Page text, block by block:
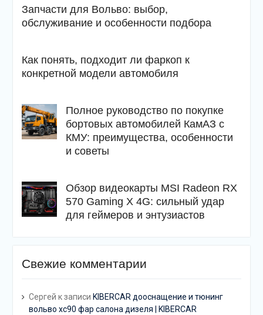
Запчасти для Вольво: выбор,
обслуживание и особенности подбора
Как понять, подходит ли фаркоп к
конкретной модели автомобиля
Полное руководство по покупке
бортовых автомобилей КамАЗ с
КМУ: преимущества, особенности
и советы
Обзор видеокарты MSI Radeon RX
570 Gaming X 4G: сильный удар
для геймеров и энтузиастов
Свежие комментарии
Сергей к записи KIBERCAR дооснащение и тюнинг
вольво хс90 фар салона дизеля | KIBERCAR